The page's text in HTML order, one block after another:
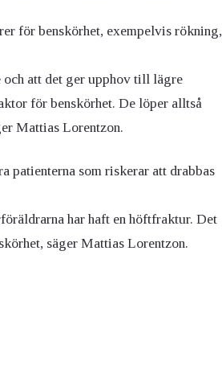
för benskörhet, exempelvis rökning,
och att det ger upphov till lägre
för benskörhet. De löper alltså
Mattias Lorentzon.
patienterna som riskerar att drabbas
har haft en höftfraktur. Det
säger Mattias Lorentzon.